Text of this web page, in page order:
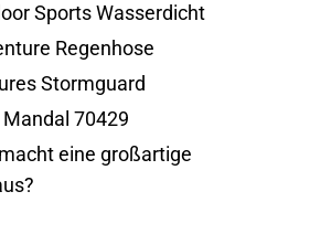
Sports Wasserdicht
Regenhose
Stormguard
70429
eine großartige